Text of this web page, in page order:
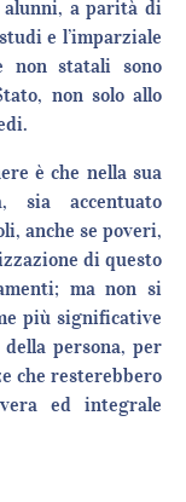
a parità di
e l’imparziale
non statali sono
non solo allo
è che nella sua
sia accentuato
anche se poveri,
di questo
ma non si
più significative
persona, per
che resterebbero
ed integrale